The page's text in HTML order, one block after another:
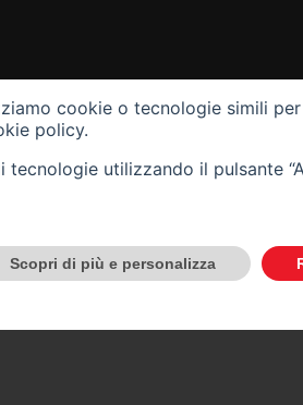
professionale. Si
a proprio agio,
cookie o tecnologie simili
policy.
tecnologie utilizzando il pulsante
Scopri di più e personalizza